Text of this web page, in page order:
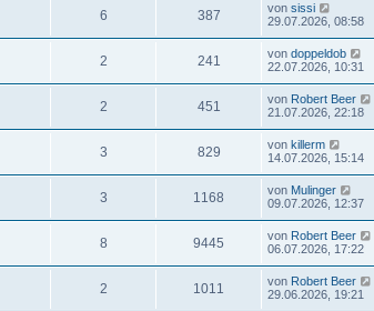
6 387 von sissi
29.07.2026, 08:58
2 241 von doppeldob
22.07.2026, 10:31
2 451 von Robert Beer
21.07.2026, 22:18
3 829 von killerm
14.07.2026, 15:14
3 1168 von Mulinger
09.07.2026, 12:37
8 9445 von Robert Beer
06.07.2026, 17:22
2 1011 von Robert Beer
29.06.2026, 19:21